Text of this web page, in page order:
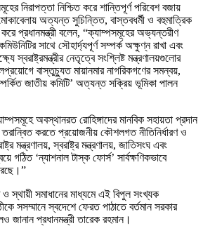
নিরাপত্তা নিশ্চিত করে শান্তিপূর্ণ পরিবেশ বজায়
অত্যন্ত সুচিন্তিত, বাস্তবধর্মী ও বহুমাত্রিক
প্রধানমন্ত্রী বলেন, “ক্যাম্পসমূহের অভ্যন্তরীণ
সাথে সৌহার্দ্যপূর্ণ সম্পর্ক অক্ষুণ্ন রাখা এবং
স্বরাষ্ট্রমন্ত্রীর নেতৃত্বে সংশ্লিষ্ট মন্ত্রণালয়গুলোর
বাস্তুচ্যুত মায়ানমার নাগরিকগণের সমন্বয়,
জাতীয় কমিটি’ অত্যন্ত সক্রিয় ভূমিকা পালন
অবস্থানরত রোহিঙ্গাদের মানবিক সহায়তা প্রদান
করতে প্রয়োজনীয় কৌশলগত নীতিনির্ধারণ ও
মন্ত্রণালয়, স্বরাষ্ট্র মন্ত্রণালয়, জাতিসংঘ এবং
গঠিত ‘ন্যাশনাল টাস্ক ফোর্স’ সার্বক্ষণিকভাবে
ও স্থায়ী সমাধানের মাধ্যমে এই বিপুল সংখ্যক
সসম্মানে স্বদেশে ফেরত পাঠাতে বর্তমান সরকার
জানান প্রধানমন্ত্রী তারেক রহমান।